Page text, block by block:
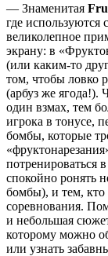
— Знаменитая
где используются
великолепное
экрану: в
(или каким-то
том, чтобы ловко
(арбуз же ягода!).
один взмах, тем
игрока в тонусе,
бомбы, которые
потренироваться
спокойно ронять
бомбы), и тем, кто
соревнования.
и небольшая
которому можно
или узнать